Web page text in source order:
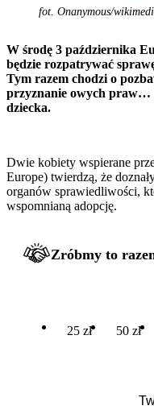
fot. Onanymous/
W środę 3 października
będzie rozpatrywać
Tym razem chodzi o
przyznanie owych praw…
dziecka.
Dwie kobiety wspierane
Europe) twierdzą, że
organów sprawiedliwości,
wspomnianą adopcję.
Zróbmy to
25 zł 50 zł